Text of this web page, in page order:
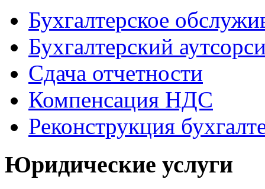
Бухгалтерское
Бухгалтерский
Сдача отчетности
Компенсация НДС
Реконструкция
Юридические услуги